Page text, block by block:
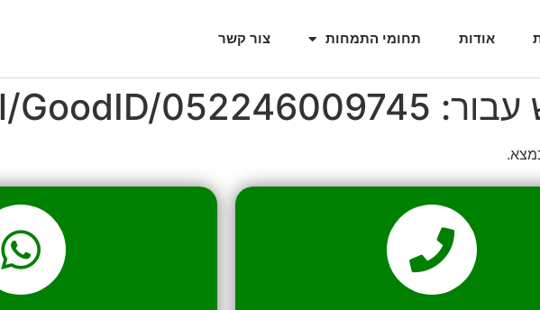
אודות תחומי התמחות צור קשר
עבור: GoodID/052246009745